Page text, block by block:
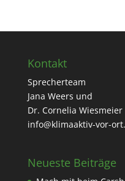
Kontakt
Sprecherteam
Jana Weers und
Dr. Cornelia Wiesmeier
info@klimaaktiv-vor-
Neueste Beiträge